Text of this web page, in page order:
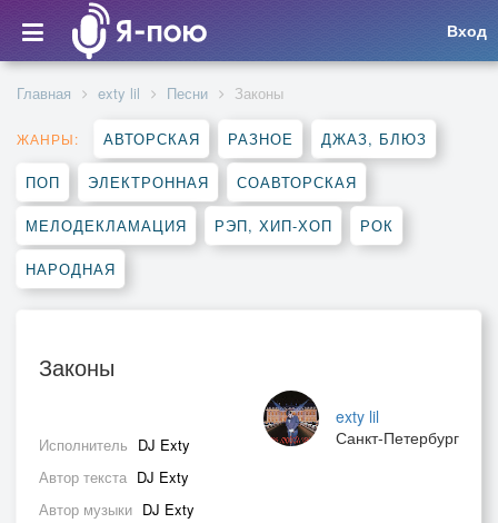
Вход
Главная exty lil Песни Законы
ЖАНРЫ: АВТОРСКАЯ РАЗНОЕ ДЖАЗ, БЛЮЗ
ПОП ЭЛЕКТРОННАЯ СОАВТОРСКАЯ
МЕЛОДЕКЛАМАЦИЯ РЭП, ХИП-ХОП РОК
НАРОДНАЯ
Законы
exty lil
Санкт-Петербург
Исполнитель DJ Exty
Автор текста DJ Exty
Автор музыки DJ Exty